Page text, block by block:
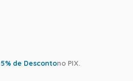
5% de Descontono PIX.